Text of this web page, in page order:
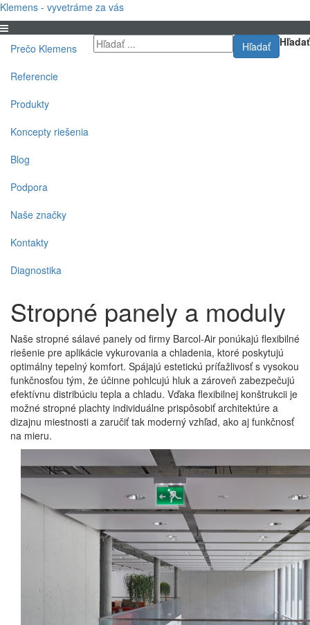
Klemens - vyvetráme za vás
Hľadať
Hľadať
Prečo Klemens
Referencie
Produkty
Koncepty riešenia
Blog
Podpora
Naše značky
Kontakty
Diagnostika
Stropné panely a moduly
Naše stropné sálavé panely od firmy Barcol-Air ponúkajú flexibilné
riešenie pre aplikácie vykurovania a chladenia, ktoré poskytujú
optimálny tepelný komfort. Spájajú estetickú príťažlivosť s vysokou
funkčnosťou tým, že účinne pohlcujú hluk a zároveň zabezpečujú
efektívnu distribúciu tepla a chladu. Vďaka flexibilnej konštrukcii je
možné stropné plachty individuálne prispôsobiť architektúre a
dizajnu miestnosti a zaručiť tak moderný vzhľad, ako aj funkčnosť
na mieru.